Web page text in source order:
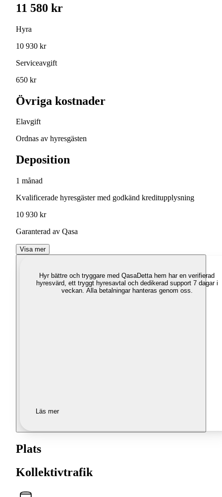
11 580 kr
Hyra
10 930 kr
Serviceavgift
650 kr
Övriga kostnader
Elavgift
Ordnas av hyresgästen
Deposition
1 månad
Kvalificerade hyresgäster med godkänd kreditupplysning
10 930 kr
Garanterad av Qasa
Visa mer
Hyr bättre och tryggare med QasaDetta hem har en verifierad
hyresvärd, ett tryggt hyresavtal och dedikerad support 7 dagar i
veckan. Alla betalningar hanteras genom oss.
Läs mer
Plats
Kollektivtrafik